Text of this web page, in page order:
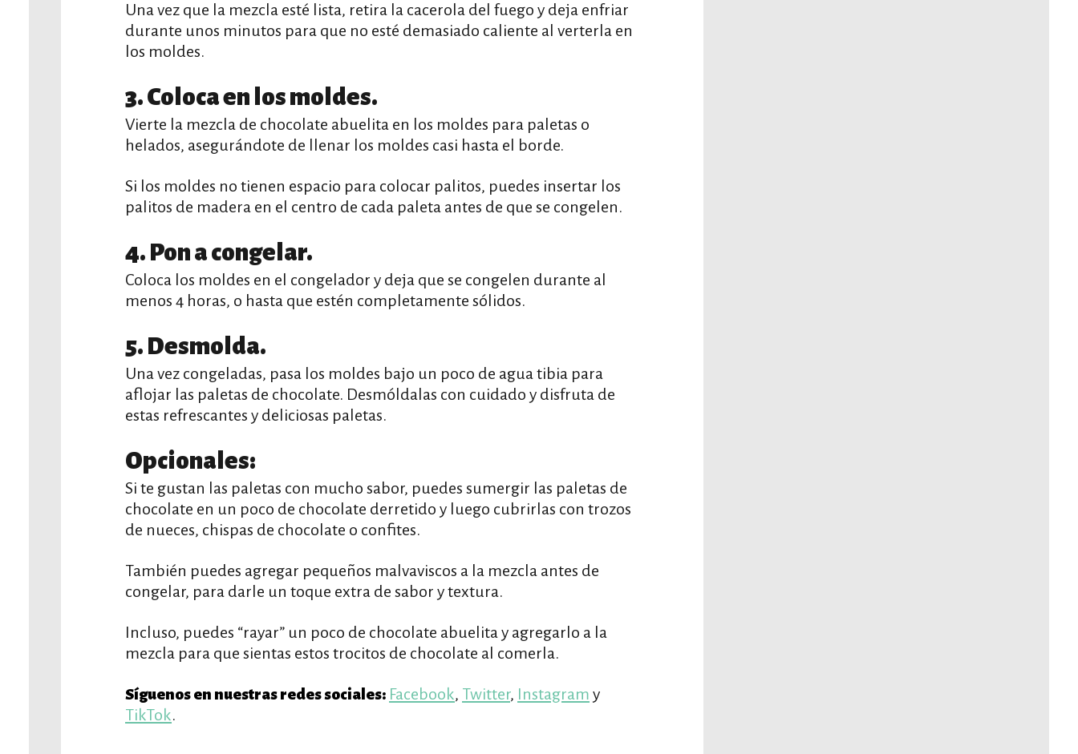
Una vez que la mezcla esté lista, retira la cacerola del fuego y deja enfriar
durante unos minutos para que no esté demasiado caliente al verterla en
los moldes.
3. Coloca en los moldes.
Vierte la mezcla de chocolate abuelita en los moldes para paletas o
helados, asegurándote de llenar los moldes casi hasta el borde.
Si los moldes no tienen espacio para colocar palitos, puedes insertar los
palitos de madera en el centro de cada paleta antes de que se congelen.
4. Pon a congelar.
Coloca los moldes en el congelador y deja que se congelen durante al
menos 4 horas, o hasta que estén completamente sólidos.
5. Desmolda.
Una vez congeladas, pasa los moldes bajo un poco de agua tibia para
aflojar las paletas de chocolate. Desmóldalas con cuidado y disfruta de
estas refrescantes y deliciosas paletas.
Opcionales:
Si te gustan las paletas con mucho sabor, puedes sumergir las paletas de
chocolate en un poco de chocolate derretido y luego cubrirlas con trozos
de nueces, chispas de chocolate o confites.
También puedes agregar pequeños malvaviscos a la mezcla antes de
congelar, para darle un toque extra de sabor y textura.
Incluso, puedes “rayar” un poco de chocolate abuelita y agregarlo a la
mezcla para que sientas estos trocitos de chocolate al comerla.
Síguenos en nuestras redes sociales: Facebook, Twitter, Instagram y
TikTok.